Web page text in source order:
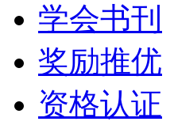
学会书刊
奖励推优
资格认证